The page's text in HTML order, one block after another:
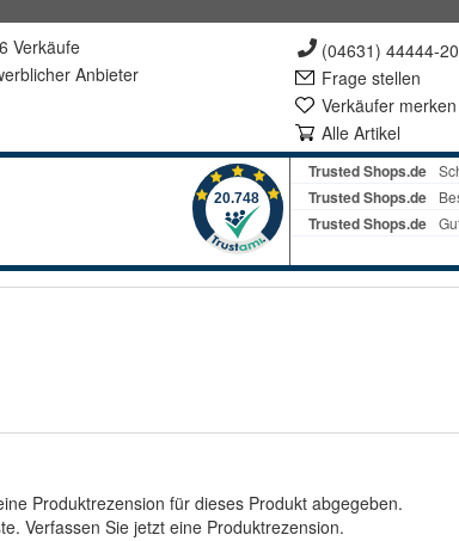
Verkäufe
er Anbieter
(04631) 44444-20
Frage stellen
Verkäufer merken
Alle Artikel
Produktrezension für dieses Produkt abgegeben.
Verfassen Sie jetzt eine Produktrezension.